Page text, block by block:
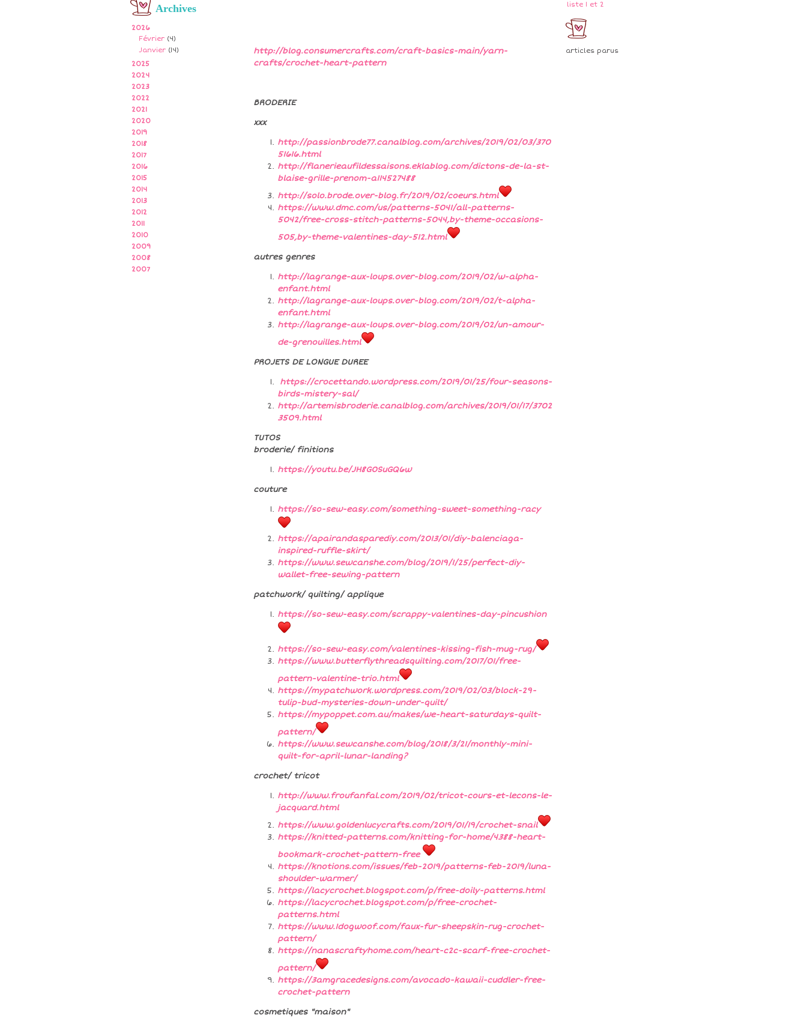
Archives
2026
Février (4)
Janvier (14)
2025
2024
2023
2022
2021
2020
2019
2018
2017
2016
2015
2014
2013
2012
2011
2010
2009
2008
2007
liste 1 et 2
articles parus
http://blog.consumercrafts.com/craft-basics-main/yarn-
crafts/crochet-heart-pattern
BRODERIE
xxx
http://passionbrode77.canalblog.com/archives/2019/02/03/370
51616.html
http://flanerieaufildessaisons.eklablog.com/dictons-de-la-st-
blaise-grille-prenom-a114527488
http://solo.brode.over-blog.fr/2019/02/coeurs.html
https://www.dmc.com/us/patterns-5041/all-patterns-
5042/free-cross-stitch-patterns-5044,by-theme-occasions-
505,by-theme-valentines-day-512.html
autres genres
http://lagrange-aux-loups.over-blog.com/2019/02/w-alpha-
enfant.html
http://lagrange-aux-loups.over-blog.com/2019/02/t-alpha-
enfant.html
http://lagrange-aux-loups.over-blog.com/2019/02/un-amour-
de-grenouilles.html
PROJETS DE LONGUE DUREE
https://crocettando.wordpress.com/2019/01/25/four-seasons-
birds-mistery-sal/
http://artemisbroderie.canalblog.com/archives/2019/01/17/3702
3509.html
TUTOS
broderie/ finitions
https://youtu.be/JH8G0SuGQ6w
couture
https://so-sew-easy.com/something-sweet-something-racy
https://apairandasparediy.com/2013/01/diy-balenciaga-
inspired-ruffle-skirt/
https://www.sewcanshe.com/blog/2019/1/25/perfect-diy-
wallet-free-sewing-pattern
patchwork/ quilting/ applique
https://so-sew-easy.com/scrappy-valentines-day-pincushion
https://so-sew-easy.com/valentines-kissing-fish-mug-rug/
https://www.butterflythreadsquilting.com/2017/01/free-
pattern-valentine-trio.html
https://mypatchwork.wordpress.com/2019/02/03/block-29-
tulip-bud-mysteries-down-under-quilt/
https://mypoppet.com.au/makes/we-heart-saturdays-quilt-
pattern/
https://www.sewcanshe.com/blog/2018/3/21/monthly-mini-
quilt-for-april-lunar-landing?
crochet/ tricot
http://www.froufanfal.com/2019/02/tricot-cours-et-lecons-le-
jacquard.html
https://www.goldenlucycrafts.com/2019/01/19/crochet-snail
https://knitted-patterns.com/knitting-for-home/4388-heart-
bookmark-crochet-pattern-free
https://knotions.com/issues/feb-2019/patterns-feb-2019/luna-
shoulder-warmer/
https://lacycrochet.blogspot.com/p/free-doily-patterns.html
https://lacycrochet.blogspot.com/p/free-crochet-
patterns.html
https://www.1dogwoof.com/faux-fur-sheepskin-rug-crochet-
pattern/
https://nanascraftyhome.com/heart-c2c-scarf-free-crochet-
pattern/
https://3amgracedesigns.com/avocado-kawaii-cuddler-free-
crochet-pattern
cosmetiques "maison"